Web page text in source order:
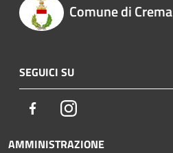
Comune di Crema
SEGUICI SU
FacebookInstagram
AMMINISTRAZIONE